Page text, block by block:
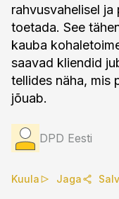
rahvusvahelisel ja
toetada. See
kauba
saavad kliendid
tellides näha, mis
jõuab.
DPD Eesti
Kuula Jaga